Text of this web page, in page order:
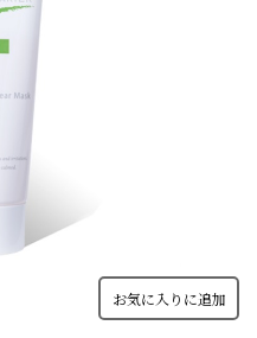
お気に入りに追加